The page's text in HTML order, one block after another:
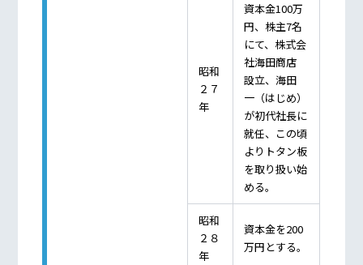
昭和
２７
年
資本金100万
円、株主7名
にて、株式会
社海田商店
設立、海田
一（はじめ）
が初代社長に
就任、この頃
よりトタン板
を取り扱い始
める。
昭和
２８
年
資本金を200
万円とする。